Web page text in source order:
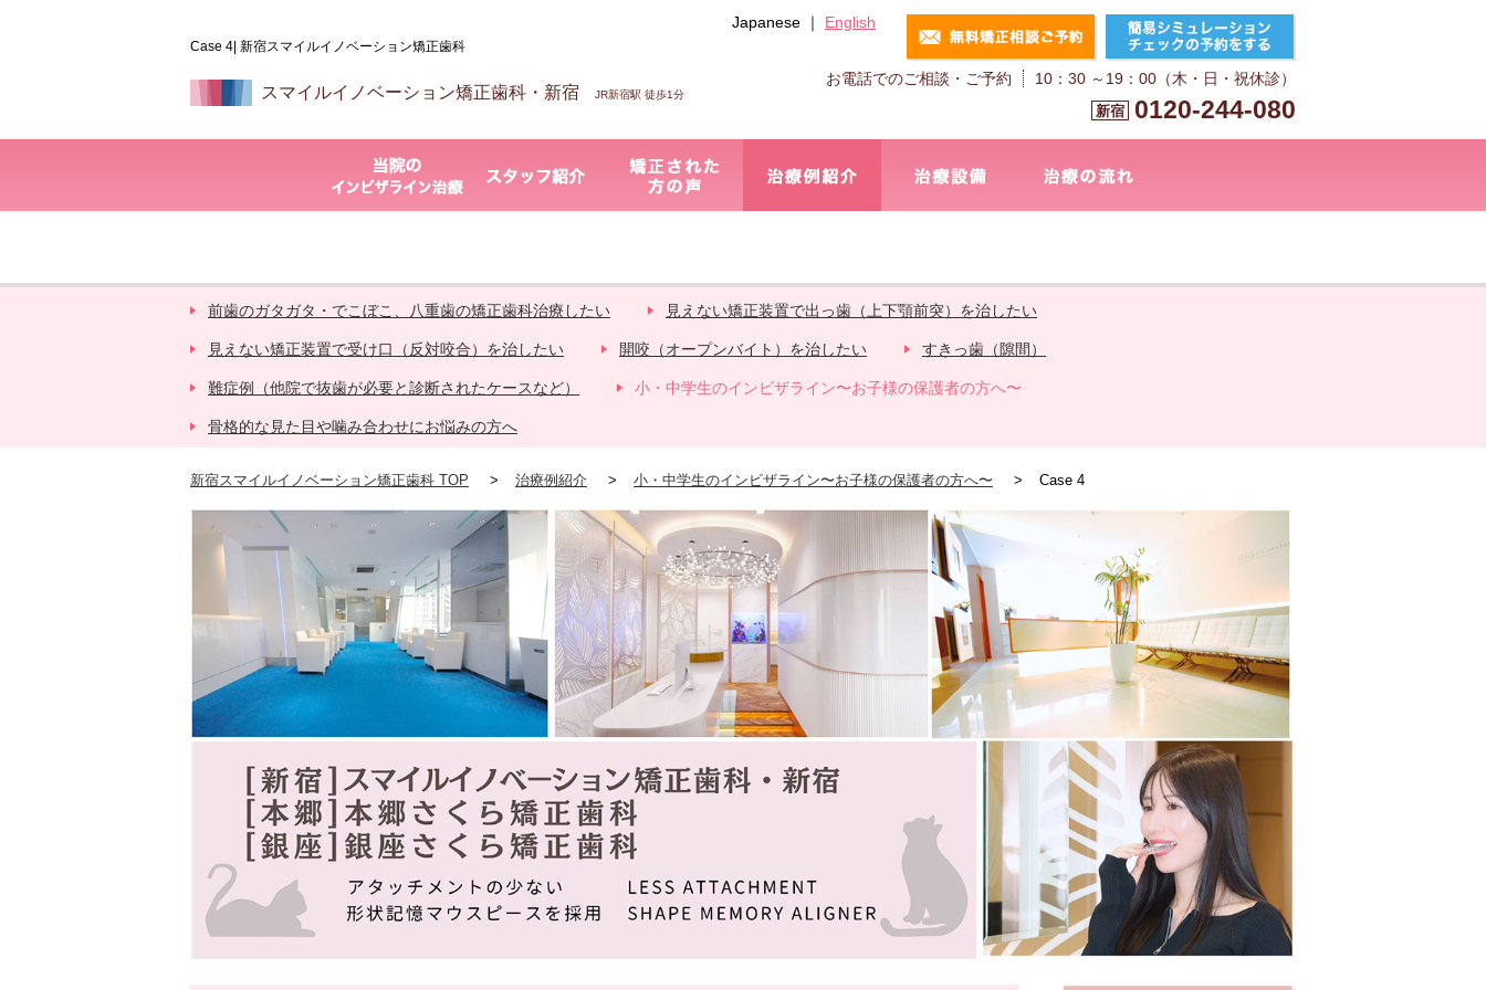
Case 4| 新宿スマイルイノベーション矯正歯科
Japanese ｜ English
スマイルイノベーション矯正歯科・新宿 JR新宿駅 徒歩1分
お電話でのご相談・ご予約 10：30 ～19：00（木・日・祝休診）
新宿 0120-244-080
前歯のガタガタ・でこぼこ、八重歯の矯正歯科治療したい 見えない矯正装置で出っ歯（上下顎前突）を治したい
見えない矯正装置で受け口（反対咬合）を治したい 開咬（オープンバイト）を治したい すきっ歯（隙間）
難症例（他院で抜歯が必要と診断されたケースなど） 小・中学生のインビザライン〜お子様の保護者の方へ〜
骨格的な見た目や噛み合わせにお悩みの方へ
新宿スマイルイノベーション矯正歯科 TOP 治療例紹介 小・中学生のインビザライン〜お子様の保護者の方へ〜 Case 4